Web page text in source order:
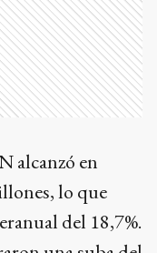
alcanzó en
lo que
del 18,7%.